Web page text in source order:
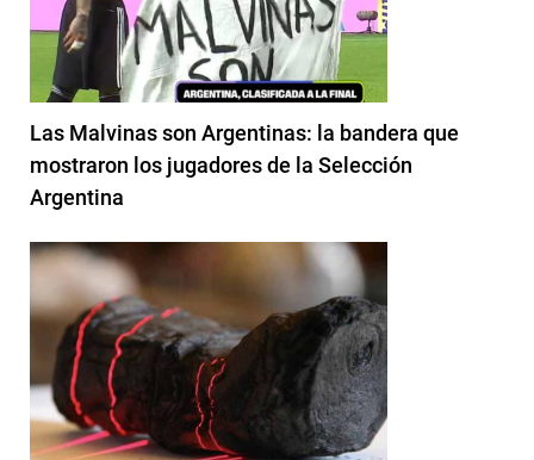
Las Malvinas son Argentinas: la bandera que
mostraron los jugadores de la Selección
Argentina